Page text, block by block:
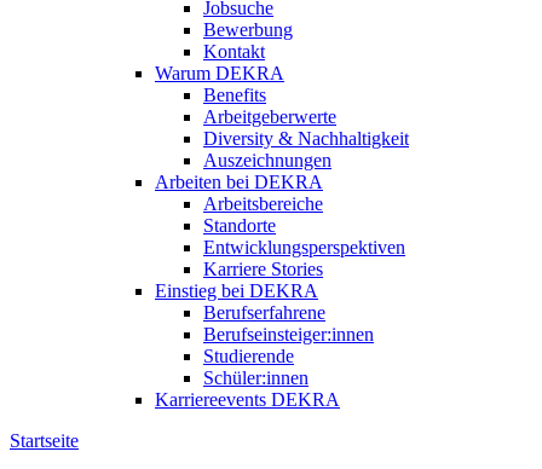
Jobsuche
Bewerbung
Kontakt
Warum DEKRA
Benefits
Arbeitgeberwerte
Diversity & Nachhaltigkeit
Auszeichnungen
Arbeiten bei DEKRA
Arbeitsbereiche
Standorte
Entwicklungsperspektiven
Karriere Stories
Einstieg bei DEKRA
Berufserfahrene
Berufseinsteiger:innen
Studierende
Schüler:innen
Karriereevents DEKRA
Startseite